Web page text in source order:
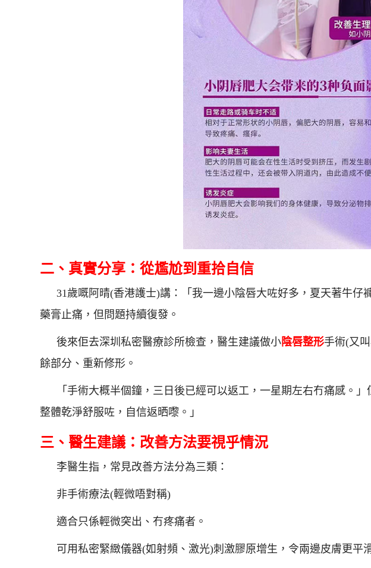
二、真實分享：從尷尬到重拾自信
31歲嘅阿晴(香港護士)講：「我一邊小陰唇大咗好多，夏天著牛仔
藥膏止痛，但問題持續復發。
後來佢去深圳私密醫療診所檢查，醫生建議做小陰唇整形手術(又
餘部分、重新修形。
「手術大概半個鐘，三日後已經可以返工，一星期左右冇痛感。
整體乾淨舒服咗，自信返晒嚟。」
三、醫生建議：改善方法要視乎情況
李醫生指，常見改善方法分為三類：
非手術療法(輕微唔對稱)
適合只係輕微突出、冇疼痛者。
可用私密緊緻儀器(如射頻、激光)刺激膠原增生，令兩邊皮膚更平